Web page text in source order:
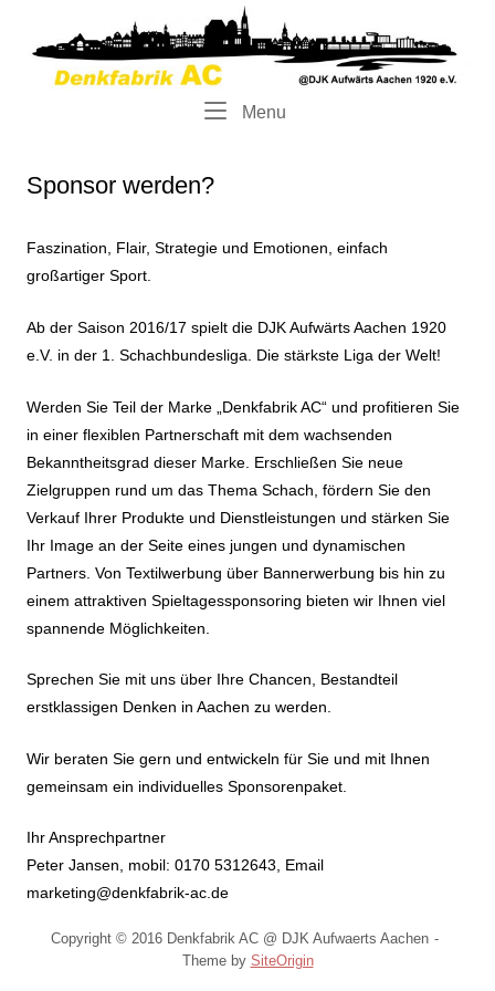
content
Menu
Sponsor werden?
Faszination, Flair, Strategie und Emotionen, einfach
großartiger Sport.
Ab der Saison 2016/17 spielt die DJK Aufwärts Aachen 1920
e.V. in der 1. Schachbundesliga. Die stärkste Liga der Welt!
Werden Sie Teil der Marke „Denkfabrik AC“ und profitieren Sie
in einer flexiblen Partnerschaft mit dem wachsenden
Bekanntheitsgrad dieser Marke. Erschließen Sie neue
Zielgruppen rund um das Thema Schach, fördern Sie den
Verkauf Ihrer Produkte und Dienstleistungen und stärken Sie
Ihr Image an der Seite eines jungen und dynamischen
Partners. Von Textilwerbung über Bannerwerbung bis hin zu
einem attraktiven Spieltagessponsoring bieten wir Ihnen viel
spannende Möglichkeiten.
Sprechen Sie mit uns über Ihre Chancen, Bestandteil
erstklassigen Denken in Aachen zu werden.
Wir beraten Sie gern und entwickeln für Sie und mit Ihnen
gemeinsam ein individuelles Sponsorenpaket.
Ihr Ansprechpartner
Peter Jansen, mobil: 0170 5312643, Email
marketing@denkfabrik-ac.de
Copyright © 2016 Denkfabrik AC @ DJK Aufwaerts Aachen
Theme by SiteOrigin